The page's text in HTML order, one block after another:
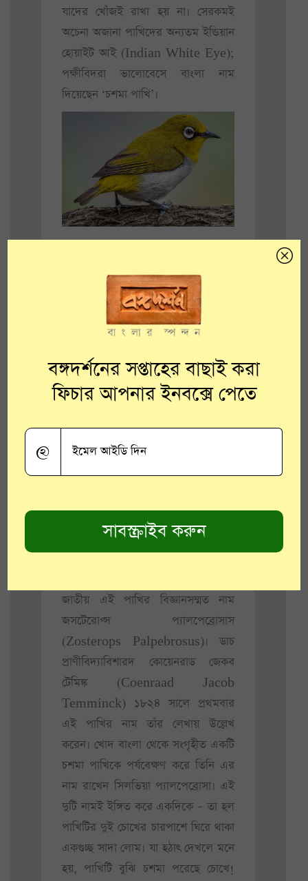
যাদের খোঁজই রাখা হয় না। সেরকমই
অচেনা অজানা পাখিদের অন্যতম ইন্ডিয়ান
হোয়াইট আই (Indian White Eye);
পক্ষীবিদরা ভালোবেসে বাংলা নাম
দিয়েছেন ‘চশমা পাখি’।
হোয়াইট আই পরিবারের
অন্তর্গত চড়ুই জাতীয় এই
পাখির বিজ্ঞানসম্মত নাম
জসটেরোপ্স প্যালপেব্রোসাস।
ডাচ প্রাণীবিদ্যাবিশারদ
কোয়েনরাড জেকব টেমিঙ্ক
১৮২৪ সালে প্রথমবার এই
উল্লেখ করেন।
জাতীয় এই পাখির বিজ্ঞানসম্মত নাম
জসটেরোপ্স প্যালপেব্রোসাস
(Zosterops Palpebrosus)। ডাচ
প্রাণীবিদ্যাবিশারদ কোয়েনরাড জেকব
টেমিঙ্ক (Coenraad Jacob
Temminck) ১৮২৪ সালে প্রথমবার
এই পাখির নাম তাঁর লেখায় উল্লেখ
করেন। খোদ বাংলা থেকে সংগৃহীত একটি
চশমা পাখিকে পর্যবেক্ষণ করে তিনি এর
নাম রাখেন সিলভিয়া প্যালপেব্রোসা। এই
দুটি নামই ইঙ্গিত করে একদিকে – তা হল
পাখিটির দুই চোখের চারপাশে ঘিরে থাকা
একগুচ্ছ সাদা লোম। যা হঠাৎ দেখলে মনে
হয়, পাখিটি বুঝি চশমা পরেছে চোখে!
বঙ্গদর্শনের সপ্তাহের বাছাই করা
ফিচার আপনার ইনবক্সে পেতে
@